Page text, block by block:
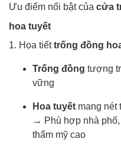
Ưu điểm nổi bật của cửa
hoa tuyết
1. Họa tiếttrống đồng
Trống đồng tượng
vững
Hoa tuyết mang nét
→ Phù hợp nhà
thẩm mỹ cao